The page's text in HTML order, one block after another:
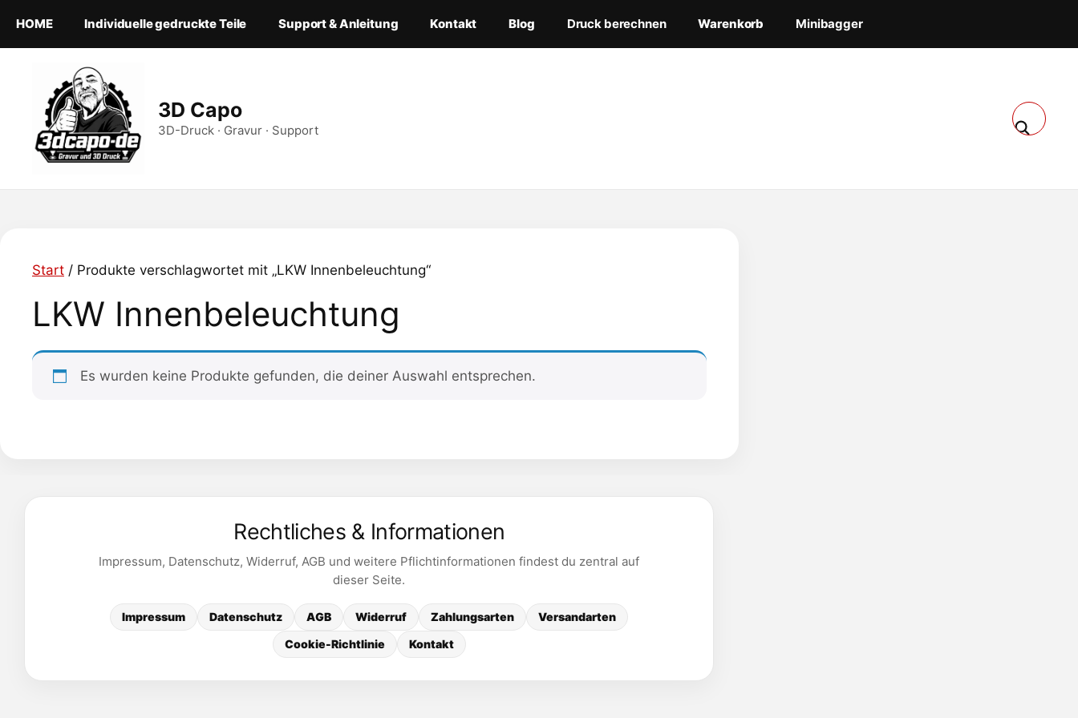
Inhalt
springen
HOME Individuelle gedruckte Teile Support & Anleitung Kontakt Blog Druck berechnen Warenkorb Minibagger
3D Capo
3D-Druck · Gravur · Support
Start / Produkte verschlagwortet mit „LKW Innenbeleuchtung“
LKW Innenbeleuchtung
Es wurden keine Produkte gefunden, die deiner Auswahl entsprechen.
Rechtliches & Informationen
Impressum, Datenschutz, Widerruf, AGB und weitere Pflichtinformationen findest du zentral auf
dieser Seite.
Impressum Datenschutz AGB Widerruf Zahlungsarten
Versandarten
Cookie-Richtlinie
Kontakt